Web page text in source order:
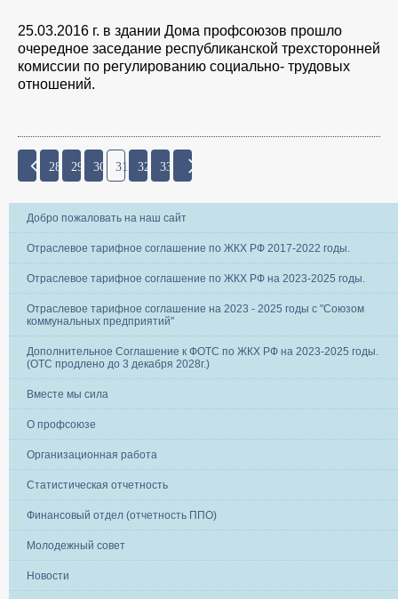
25.03.2016 г. в здании Дома профсоюзов прошло
очередное заседание республиканской трехсторонней
комиссии по регулированию социально- трудовых
отношений.
28 29 30 31 32 33
Добро пожаловать на наш сайт
Отраслевое тарифное соглашение по ЖКХ РФ 2017-2022 годы.
Отраслевое тарифное соглашение по ЖКХ РФ на 2023-2025 годы.
Отраслевое тарифное соглашение на 2023 - 2025 годы с "Союзом
коммунальных предприятий"
Дополнительное Соглашение к ФОТС по ЖКХ РФ на 2023-2025 годы.
(ОТС продлено до 3 декабря 2028г.)
Вместе мы сила
О профсоюзе
Организационная работа
Статистическая отчетность
Финансовый отдел (отчетность ППО)
Молодежный совет
Новости